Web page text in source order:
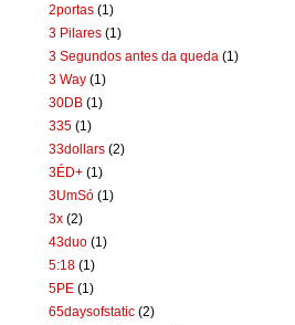
2portas (1)
3 Pilares (1)
3 Segundos antes da queda (1)
3 Way (1)
30DB (1)
335 (1)
33dollars (2)
3ÉD+ (1)
3UmSó (1)
3x (2)
43duo (1)
5:18 (1)
5PE (1)
65daysofstatic (2)